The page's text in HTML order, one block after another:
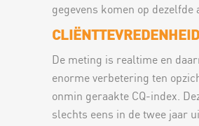
gegevens komen op dezelfde
CLIËNTTEVREDENHEID
De meting is realtime en
enorme verbetering ten
onmin geraakte CQ-index.
slechts eens in de twee jaar